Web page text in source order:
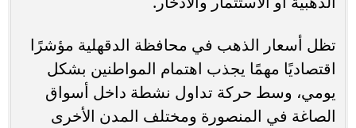
تظل أسعار الذهب في محافظة الدقهلية مؤشرًا
اقتصاديًا مهمًا يجذب اهتمام المواطنين بشكل
يومي، وسط حركة تداول نشطة داخل أسواق
الصاغة في المنصورة ومختلف المدن الأخرى